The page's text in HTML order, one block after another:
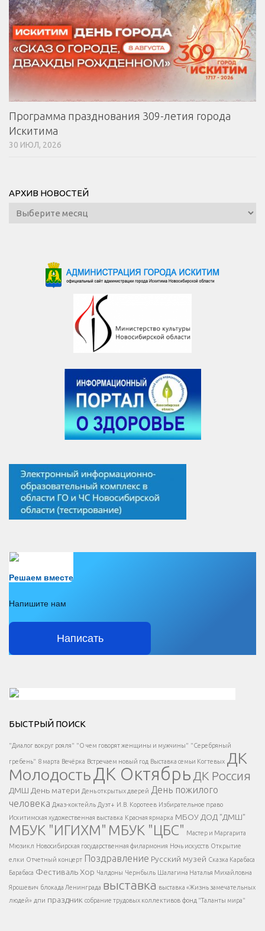
Программа празднования 309-летия города
Искитима
30 ИЮЛ, 2026
АРХИВ НОВОСТЕЙ
Архив
новостей
Решаем вместе
Напишите нам
Написать
Есть вопрос?
Напишите нам
</span >
Написать
</button >
</div >
</div > </div >
БЫСТРЫЙ ПОИСК
"Диалог вокруг рояля" "О чем говорят женщины и мужчины" "Серебряный
гребень" 8 марта Вечёрка Встречаем новый год Выставка семьи Когтевых ДК
МолодостьДК Октябрь ДК Россия
ДМШ День матери День открытых дверей День пожилого
человека Джаз-коктейль Дуэт+ И.В. Коротеев Избирательное право
Искитимская художественная выставка Красная ярмарка МБОУ ДОД "ДМШ"
МБУК "ИГИХМ" МБУК "ЦБС" Мастер и Маргарита
Мюзикл Новосибирская государственная филармония Ночь искусств Открытие
елки Отчетный концерт Поздравление Русский музей Сказка Карабаса
Барабаса Фестиваль Хор Чалдоны Чернбыль Шалагина Наталья Михайловна
Ярошевич блокада Ленинграда выставка выставка «Жизнь замечательных
людей» дпи праздник собрание трудовых коллективов фонд "Таланты мира"